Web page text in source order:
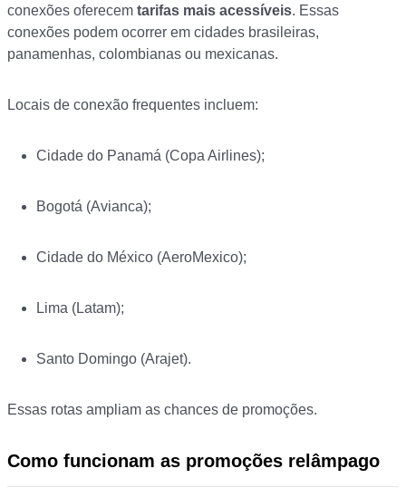
conexões oferecem tarifas mais acessíveis. Essas
conexões podem ocorrer em cidades brasileiras,
panamenhas, colombianas ou mexicanas.
Locais de conexão frequentes incluem:
Cidade do Panamá (Copa Airlines);
Bogotá (Avianca);
Cidade do México (AeroMexico);
Lima (Latam);
Santo Domingo (Arajet).
Essas rotas ampliam as chances de promoções.
Como funcionam as promoções relâmpago